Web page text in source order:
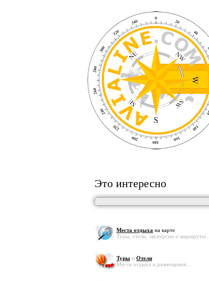
Это интересно
Места отдыха на карте
Туры, отели, экскурсии и маршруты ...
Туры и Отели
Места отдыха и размещения...